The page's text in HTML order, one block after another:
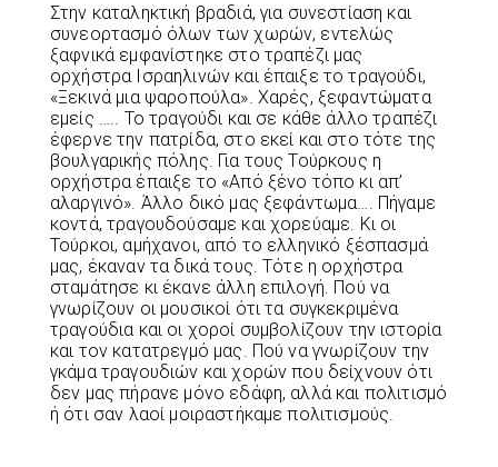
Στην καταληκτική βραδιά, για συνεστίαση και
συνεορτασμό όλων των χωρών, εντελώς
ξαφνικά εμφανίστηκε στο τραπέζι μας
ορχήστρα Ισραηλινών και έπαιξε το τραγούδι,
«Ξεκινά μια ψαροπούλα». Χαρές, ξεφαντώματα
εμείς ….. Το τραγούδι και σε κάθε άλλο τραπέζι
έφερνε την πατρίδα, στο εκεί και στο τότε της
βουλγαρικής πόλης. Για τους Τούρκους η
ορχήστρα έπαιξε το «Από ξένο τόπο κι απ’
αλαργινό». Άλλο δικό μας ξεφάντωμα…. Πήγαμε
κοντά, τραγουδούσαμε και χορεύαμε. Κι οι
Τούρκοι, αμήχανοι, από το ελληνικό ξέσπασμά
μας, έκαναν τα δικά τους. Τότε η ορχήστρα
σταμάτησε κι έκανε άλλη επιλογή. Πού να
γνωρίζουν οι μουσικοί ότι τα συγκεκριμένα
τραγούδια και οι χοροί συμβολίζουν την ιστορία
και τον κατατρεγμό μας. Πού να γνωρίζουν την
γκάμα τραγουδιών και χορών που δείχνουν ότι
δεν μας πήρανε μόνο εδάφη, αλλά και πολιτισμό
ή ότι σαν λαοί μοιραστήκαμε πολιτισμούς.